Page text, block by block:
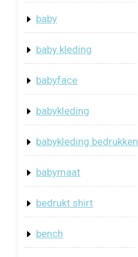
baby
baby kleding
babyface
babykleding
babykleding bedrukken
babymaat
bedrukt shirt
bench